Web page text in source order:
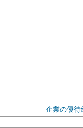
企業の優待